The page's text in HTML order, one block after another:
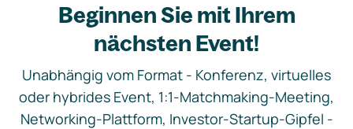
Beginnen Sie mit Ihrem
nächsten Event!
Unabhängig vom Format - Konferenz, virtuelles
oder hybrides Event, 1:1-Matchmaking-Meeting,
Networking-Plattform, Investor-Startup-Gipfel -